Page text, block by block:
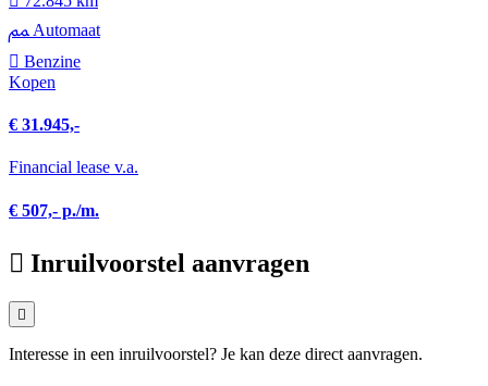
Automaat
Benzine
Kopen
€ 31.945,-
Financial lease v.a.
€ 507,- p./m.
Inruilvoorstel aanvragen
Interesse in een inruilvoorstel? Je kan deze direct aanvragen.